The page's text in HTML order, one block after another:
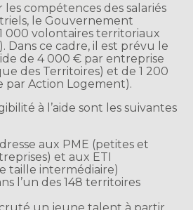
compétences des salariés
le Gouvernement
000 volontaires territoriaux
Dans ce cadre, il est prévu le
de 4 000 € par entreprise
des Territoires) et de 1 200
par Action Logement).
à l’aide sont les suivantes
aux PME (petites et
et aux ETI
taille intermédiaire)
l’un des 148 territoires
un jeune talent à partir